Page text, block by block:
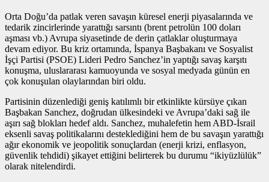
Orta Doğu’da patlak veren savaşın küresel enerji piyasalarında ve
tedarik zincirlerinde yarattığı sarsıntı (brent petrolün 100 doları
aşması vb.) Avrupa siyasetinde de derin çatlaklar oluşturmaya
devam ediyor. Bu kriz ortamında, İspanya Başbakanı ve Sosyalist
İşçi Partisi (PSOE) Lideri Pedro Sanchez’in yaptığı savaş karşıtı
konuşma, uluslararası kamuoyunda ve sosyal medyada günün en
çok konuşulan olaylarından biri oldu.
Partisinin düzenlediği geniş katılımlı bir etkinlikte kürsüye çıkan
Başbakan Sanchez, doğrudan ülkesindeki ve Avrupa’daki sağ ile
aşırı sağ blokları hedef aldı. Sanchez, muhalefetin hem ABD-İsrail
eksenli savaş politikalarını desteklediğini hem de bu savaşın yarattığı
ağır ekonomik ve jeopolitik sonuçlardan (enerji krizi, enflasyon,
güvenlik tehdidi) şikayet ettiğini belirterek bu durumu “ikiyüzlülük”
olarak nitelendirdi.